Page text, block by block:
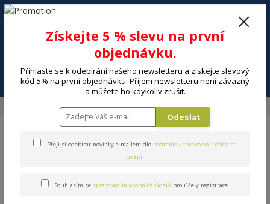
Menu
+420 602 494 600
Zahradní svítidla
Získejte 5 % slevu na první
objednávku.
Přihlaste se k odebírání našeho newsletteru a získejte slevový
kód 5% na první objednávku. Příjem newsletteru není závazný
a můžete ho kdykoliv zrušit.
Odeslat
Přeji si odebírat novinky e-mailem dle podmínek zpracování osobních
údajů.
Souhlasím se zpracováním osobních údajů pro účely registrace.